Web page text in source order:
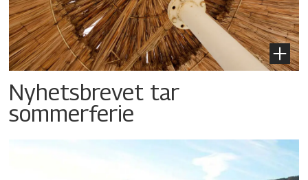
Nyhetsbrevet tar
sommerferie